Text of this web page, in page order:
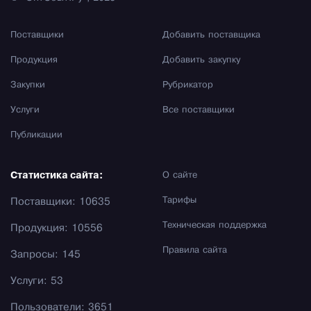
Поставщики
Продукция
Закупки
Услуги
Публикации
Добавить поставщика
Добавить закупку
Рубрикатор
Все поставщики
О сайте
Тарифы
Техническая поддержка
Правила сайта
Статистика сайта:
Поставщики: 10635
Продукция: 10556
Запросы: 145
Услуги: 53
Пользователи: 3651